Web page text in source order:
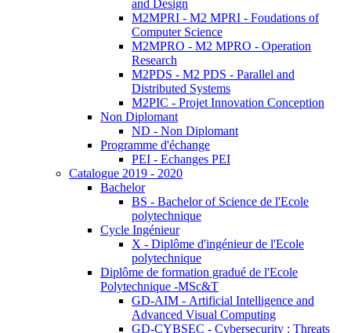
and Design
M2MPRI - M2 MPRI - Foudations of
Computer Science
M2MPRO - M2 MPRO - Operation
Research
M2PDS - M2 PDS - Parallel and
Distributed Systems
M2PIC - Projet Innovation Conception
Non Diplomant
ND - Non Diplomant
Programme d'échange
PEI - Echanges PEI
Catalogue 2019 - 2020
Bachelor
BS - Bachelor of Science de l'Ecole
polytechnique
Cycle Ingénieur
X - Diplôme d'ingénieur de l'Ecole
polytechnique
Diplôme de formation gradué de l'Ecole
Polytechnique -MSc&T
GD-AIM - Artificial Intelligence and
Advanced Visual Computing
GD-CYBSEC - Cybersecurity : Threats